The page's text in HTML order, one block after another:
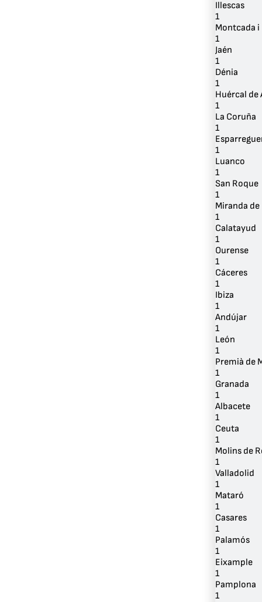
Illescas
1
Montcada i
1
Jaén
1
Dénia
1
Huércal de
1
La Coruña
1
1
Luanco
1
San Roque
1
Miranda de
1
Calatayud
1
Ourense
1
Cáceres
1
Ibiza
1
Andújar
1
León
1
Premià de
1
Granada
1
Albacete
1
Ceuta
1
Molins de
1
Valladolid
1
Mataró
1
Casares
1
Palamós
1
Eixample
1
Pamplona
1